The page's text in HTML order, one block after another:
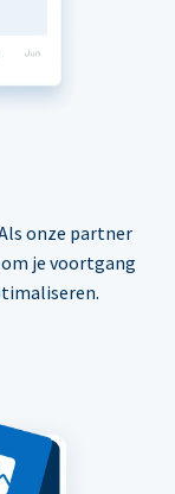
onze partner
je voortgang